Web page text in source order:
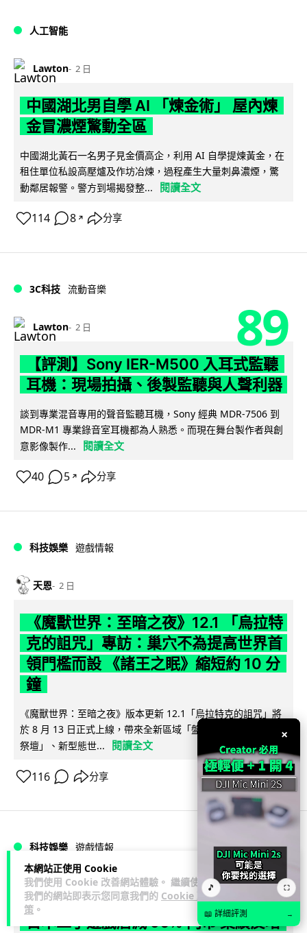
本網站正使用 Cookie
我們使用 Cookie 改善網站體驗。 繼續使用
我們的網站即表示您同意我們的 Cookie 政
策 。
人工智能
Lawton 2 日
中國湖北男自學 AI 「煉金術」 屋內煉
金冒濃煙驚動全區
中國湖北黃石一名男子見金價高企，利用 AI 自學提煉黃金，在
租住單位私設高壓爐及作坊冶煉，過程產生大量刺鼻濃煙，驚
動鄰居報警。警方到場揭發整...
閱讀全文
114 8 ↗ 分享
3C科技 流動音樂
Lawton 2 日 89
【評測】Sony IER-M500 入耳式監聽
耳機：現場拍攝、後製監聽與人聲利器
談到專業混音專用的聲音監聽耳機，Sony 經典 MDR-7506 到
MDR-M1 專業錄音室耳機都為人熟悉。而現在舞台製作者與創
意影像製作...
閱讀全文
40 5 ↗ 分享
科技娛樂 遊戲情報
天恩 2 日
《魔獸世界：至暗之夜》12.1 「烏拉特
克的詛咒」專訪：巢穴不為提高世界首
領門檻而設 《諸王之眠》縮短約 10 分
鐘
《魔獸世界：至暗之夜》版本更新 12.1「烏拉特克的詛咒」將
於 8 月 13 日正式上線，帶來全新區域「盤蛇島」、地城「毒牙
祭壇」、新型態世...
閱讀全文
116 分享
科技娛樂 遊戲情報
Lawton 2 日
日本二手遊戲店減 90% 門市 業績反增
×
🎵 ⛶
📖 詳細評測 →